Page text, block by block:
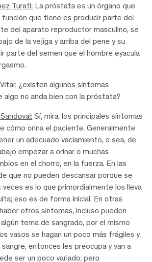
Turati: La próstata es un órgano que
función que tiene es producir parte del
del aparato reproductor masculino, se
de la vejiga y arriba del pene y su
parte del semen que el hombre eyacula
Vitar, ¿existen algunos síntomas
algo no anda bien con la próstata?
Sí, mira, los principales síntomas
cómo orina el paciente. Generalmente
un adecuado vaciamiento, o sea, de
empezar a orinar o muchas
en el chorro, en la fuerza. En las
que no pueden descansar porque se
es lo que primordialmente los lleva
eso es de forma inicial. En otras
otros síntomas, incluso pueden
tema de sangrado, por el mismo
vasos se hagan un poco más frágiles y
entonces les preocupa y van a
ser un poco variado, pero